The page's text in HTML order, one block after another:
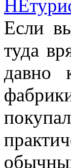
Если
туда
давно